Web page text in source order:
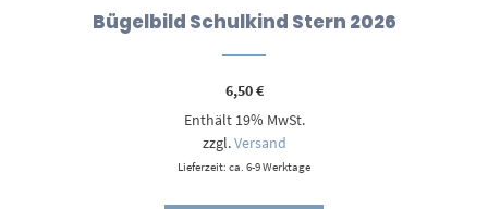
Bügelbild Schulkind Stern 2026
6,50€
Enthält 19% MwSt.
zzgl.Versand
Lieferzeit: ca. 6-9 Werktage